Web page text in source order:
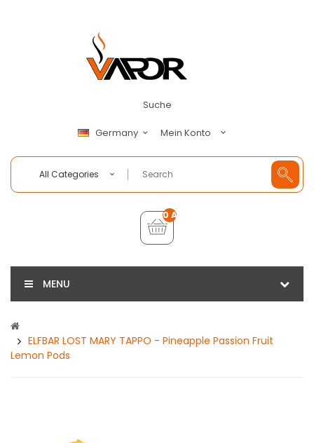
Suche
Germany Mein Konto
All Categories
0 Artikel - €0,00
MENU
ELFBAR LOST MARY TAPPO - Pineapple Passion Fruit
Lemon Pods